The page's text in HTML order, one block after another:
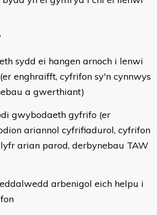
sydd ei hangen arnoch i lenwi
enghraifft, cyfrifon sy'n cynnwys
a gwerthiant)
gwybodaeth gyfrifo (er
ariannol cyfrifiadurol, cyfrifon
arian parod, derbynebau TAW
arbenigol eich helpu i